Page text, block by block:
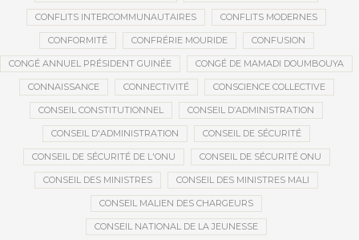
CONFLITS INTERCOMMUNAUTAIRES CONFLITS MODERNES
CONFORMITÉ CONFRÉRIE MOURIDE CONFUSION
CONGÉ ANNUEL PRÉSIDENT GUINÉE CONGÉ DE MAMADI DOUMBOUYA
CONNAISSANCE CONNECTIVITÉ CONSCIENCE COLLECTIVE
CONSEIL CONSTITUTIONNEL CONSEIL D’ADMINISTRATION
CONSEIL D'ADMINISTRATION CONSEIL DE SÉCURITÉ
CONSEIL DE SÉCURITÉ DE L'ONU CONSEIL DE SÉCURITÉ ONU
CONSEIL DES MINISTRES CONSEIL DES MINISTRES MALI
CONSEIL MALIEN DES CHARGEURS
CONSEIL NATIONAL DE LA JEUNESSE